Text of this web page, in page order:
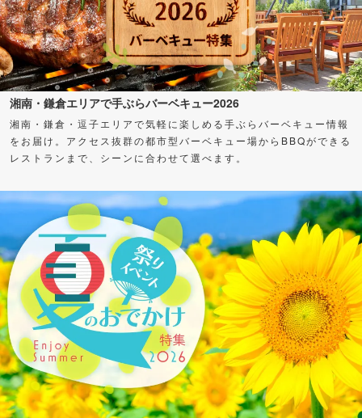
湘南・鎌倉エリアで手ぶらバーベキュー2026
湘南・鎌倉・逗子エリアで気軽に楽しめる手ぶらバーベキュー情報
をお届け。アクセス抜群の都市型バーベキュー場からBBQができる
レストランまで、シーンに合わせて選べます。